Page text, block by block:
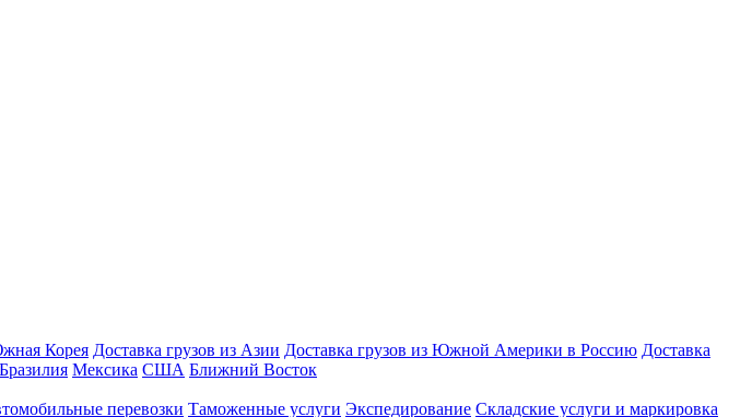
Корея Доставка грузов из Азии Доставка грузов из Южной Америки в Россию Доставка
Бразилия Мексика США Ближний Восток
перевозки Таможенные услуги Экспедирование Складские услуги и маркировка